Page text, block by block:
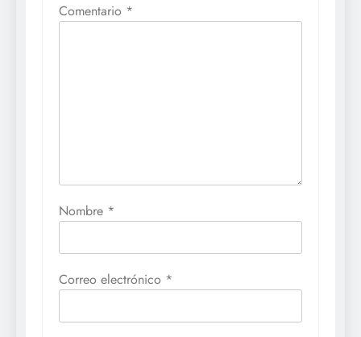
Comentario *
Nombre *
Correo electrónico *